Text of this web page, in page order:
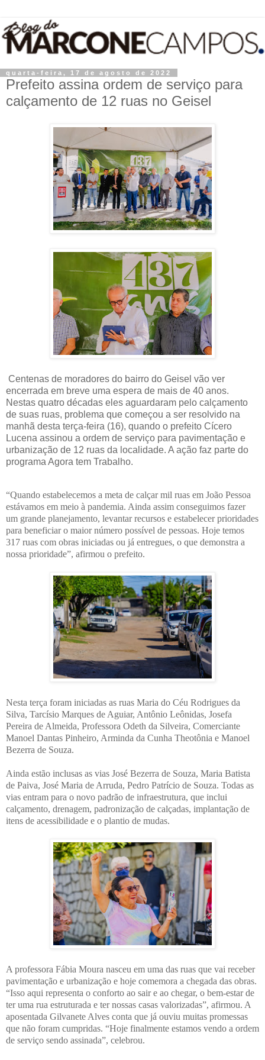
quarta-feira, 17 de agosto de 2022
Prefeito assina ordem de serviço para
calçamento de 12 ruas no Geisel
Centenas de moradores do bairro do Geisel vão ver
encerrada em breve uma espera de mais de 40 anos.
Nestas quatro décadas eles aguardaram pelo calçamento
de suas ruas, problema que começou a ser resolvido na
manhã desta terça-feira (16), quando o prefeito Cícero
Lucena assinou a ordem de serviço para pavimentação e
urbanização de 12 ruas da localidade. A ação faz parte do
programa Agora tem Trabalho.
“Quando estabelecemos a meta de calçar mil ruas em João Pessoa
estávamos em meio à pandemia. Ainda assim conseguimos fazer
um grande planejamento, levantar recursos e estabelecer prioridades
para beneficiar o maior número possível de pessoas. Hoje temos
317 ruas com obras iniciadas ou já entregues, o que demonstra a
nossa prioridade”, afirmou o prefeito.
Nesta terça foram iniciadas as ruas Maria do Céu Rodrigues da
Silva, Tarcísio Marques de Aguiar, Antônio Leônidas, Josefa
Pereira de Almeida, Professora Odeth da Silveira, Comerciante
Manoel Dantas Pinheiro, Arminda da Cunha Theotônia e Manoel
Bezerra de Souza.
Ainda estão inclusas as vias José Bezerra de Souza, Maria Batista
de Paiva, José Maria de Arruda, Pedro Patrício de Souza. Todas as
vias entram para o novo padrão de infraestrutura, que inclui
calçamento, drenagem, padronização de calçadas, implantação de
itens de acessibilidade e o plantio de mudas.
A professora Fábia Moura nasceu em uma das ruas que vai receber
pavimentação e urbanização e hoje comemora a chegada das obras.
“Isso aqui representa o conforto ao sair e ao chegar, o bem-estar de
ter uma rua estruturada e ter nossas casas valorizadas”, afirmou. A
aposentada Gilvanete Alves conta que já ouviu muitas promessas
que não foram cumpridas. “Hoje finalmente estamos vendo a ordem
de serviço sendo assinada”, celebrou.